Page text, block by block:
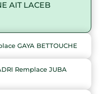
AIT LACEB
GAYA BETTOUCHE
Remplace JUBA